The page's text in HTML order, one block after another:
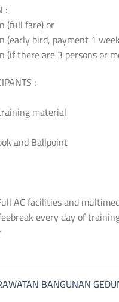
:
(full fare) or
(early bird, payment 1
(if there are 3 persons or
:
material
and Ballpoint
AC facilities and
every day of
BANGUNAN